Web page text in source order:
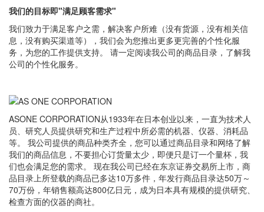
我们的目标即"满足顾客需求"
我们致力于满足客户之需，解决客户所难（没有货源，没有相关信
息，没有购买渠道等），我们会为您推出更多更完善的个性化服
务，为您的工作提供支持。 请一定阅读我公司的商品目录，了解我
公司的个性化服务。
ASONE CORPORATION从1933年在日本创业以来，一直为技术人
员、研究人员提供研究和生产过程中所必需的机器、仪器、消耗品
等。 我公司提供的商品种类齐全，您可以通过商品目录和网络了解
我们的商品信息，不要担心订货量太少，即便只是订一个量杯，我
们也会满足您的需求。 现在我公司已经在东京证券交易所上市，商
品目录上所登载的商品已多达10万多件，年发行商品目录达50万～
70万份，年销售额高达800亿日元，成为日本具有规模的提供研究、
检查方面的仪器的商社。